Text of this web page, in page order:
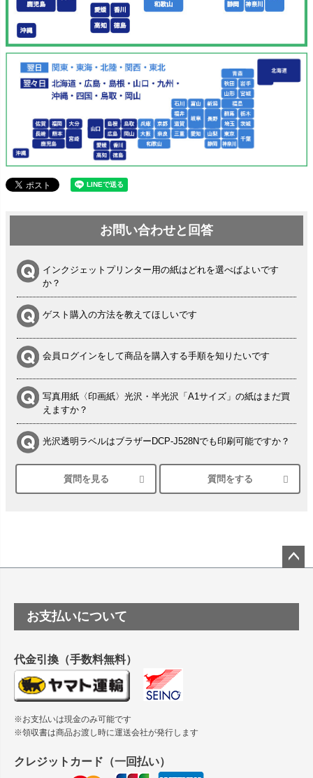
お問い合わせと回答
インクジェットプリンター用の紙はどれを選べばよいです
か？
ゲスト購入の方法を教えてほしいです
会員ログインをして商品を購入する手順を知りたいです
写真用紙〈印画紙〉光沢・半光沢「A1サイズ」の紙はまだ買
えますか？
光沢透明ラベルはブラザーDCP-J528Nでも印刷可能ですか？
シルバーペーパーにEPSON EP-30VAで印刷するときの設定
は？
塩ビのロール紙で離型紙が透明の商品はありますか
つや消し半透明ラベルのロールタイプはありますか？
縦420mm×横650mmの包装紙に適した紙はありますか？
質問を見る 質問をする
ップ
お支払いについて
代金引換（手数料無料）
※お支払いは現金のみ可能です
※領収書は商品お渡し時に運送会社が発行します
クレジットカード（一回払い）